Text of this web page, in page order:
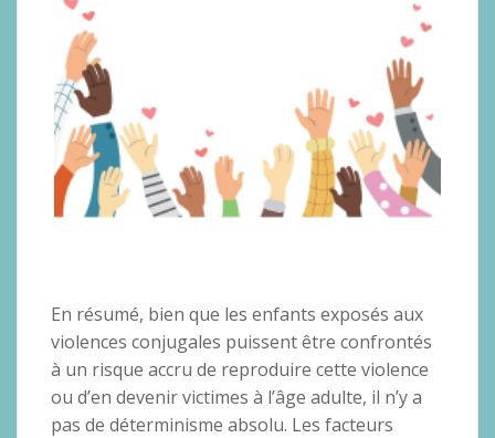
En résumé, bien que les enfants exposés aux
violences conjugales puissent être confrontés
à un risque accru de reproduire cette violence
ou d’en devenir victimes à l’âge adulte, il n’y a
pas de déterminisme absolu. Les facteurs